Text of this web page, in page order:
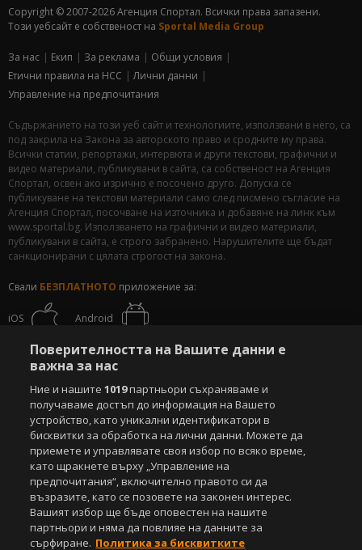
Copyright © 2007-2026 Агенция Спортал. Всички права запазени.
Този уебсайт е собственост на Sportal Media Group
За нас Екип За рекламa
Общи условия
Етични правила на НСС
Лични данни
Управление на предпочитания
Съдържанието на този уеб сайт и технологиите, използвани в него, са
под закрила на Закона за авторското право и сродните му права.
Всички статии, репортажи, интервюта и други текстови, графични и
видео материали, публикувани в сайта, са собственост на Агенция
Спортал, освен ако изрично е посочено друго. Допуска се
публикуване на текстови материали само след писмено съгласие на
Агенция Спортал, посочване на източника и добавяне на линк към
www.sportal.bg. Използването на графични и видео материали,
публикувани в сайта, е строго забранено. Нарушителите ще бъдат
санкционирани с цялата строгост на закона.
Свали БЕЗПЛАТНОТО приложение за:
iOS Android
Powered by:
Поверителността на Вашите данни е
важна за нас
Ние и нашите1019партньори съхраняваме и
получаваме достъп до информация на Вашето
устройство, като уникални идентификатори в
бисквитки за обработка на лични данни. Можете да
приемете и управлявате своя избор по всяко време,
като щракнете върху „Управление на
предпочитания“, включително правото си да
възразите, като се позовете на законен интерес.
Вашият избор ще бъде оповестен на нашите
партньори и няма да повлияе на данните за
сърфиране. Политика за бисквитките